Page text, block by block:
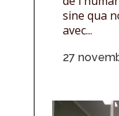
sine qua
avec...
27